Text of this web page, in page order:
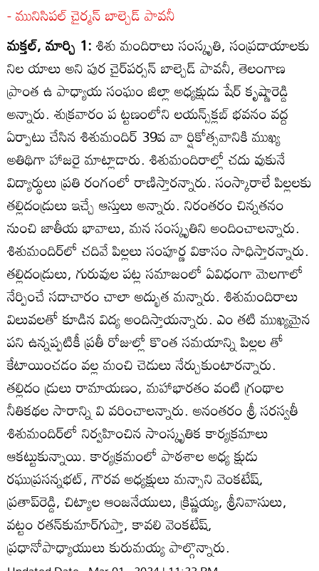
- మునిసిపల్‌ చైర్మన్‌ బాల్చెడ్‌ పావనీ
మక్తల్‌, మార్చి 1:శిశు మందిరాలు సంస్కృతి, సంప్రదాయాలకు
నిల యాలు అని పుర చైర్‌పర్సన్‌ బాల్చెడ్‌ పావనీ, తెలంగాణ
ప్రాంత ఉ పాధ్యాయ సంఘం జిల్లా అధ్యక్షుడు షేర్‌ కృష్ణారెడ్డి
అన్నారు. శుక్రవారం ప ట్టణంలోని లయన్స్‌క్లబ్‌ భవనం వద్ద
ఏర్పాటు చేసిన శిశుమందిర్‌ 39వ వా ర్షికోత్సవానికి ముఖ్య
అతిథిగా హాజరై మాట్లాడారు. శిశుమందిరాల్లో చదు వుకునే
విద్యార్థులు ప్రతి రంగంలో రాణిస్తారన్నారు. సంస్కారాలే పిల్లలకు
తల్లిదండ్రులు ఇచ్చే ఆస్తులు అన్నారు. నిరంతరం చిన్నతనం
నుంచి జాతీయ భావాలు, మన సంస్కృతిని అందించాలన్నారు.
శిశుమందిర్‌లో చదివే పిల్లలు సంపూర్ణ వికాసం సాధిస్తారన్నారు.
తల్లిదండ్రులు, గురువుల పట్ల సమాజంలో ఏవిధంగా మెలగాలో
నేర్పించే సదాచారం చాలా అద్భుత మన్నారు. శిశుమందిరాలు
విలువలతో కూడిన విద్య అందిస్తాయన్నారు. ఎం తటి ముఖ్యమైన
పని ఉన్నప్పటికీ ప్రతీ రోజుల్లో కొంత సమయాన్ని పిల్లల తో
కేటాయించడం వల్ల మంచి చెడులు నేర్చుకుంటారన్నారు.
తల్లిదం డ్రులు రామాయణం, మహాభారతం వంటి గ్రంథాల
నీతికథల సారాన్ని వి వరించాలన్నారు. అనంతరం శ్రీ సరస్వతీ
శిశుమందిర్‌లో నిర్వహించిన సాంస్కృతిక కార్యక్రమాలు
ఆకట్టుకున్నాయి. కార్యక్రమంలో పాఠశాల అధ్య క్షుడు
రఘుప్రసన్నభట్‌, గౌరవ అధ్యక్షులు మన్సాని వెంకటేష్‌,
ప్రతాప్‌రెడ్డి, చిట్యాల ఆంజనేయులు, క్రిష్ణయ్య, శ్రీనివాసులు,
వట్టం రతన్‌కుమార్‌గుప్తా, కావలి వెంకటేష్‌,
ప్రధానోపాధ్యాయులు కురుమయ్య పాల్గొన్నారు.